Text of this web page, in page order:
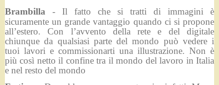
Brambilla - Il fatto che si tratti di immagini è
sicuramente un grande vantaggio quando ci si propone
all’estero. Con l’avvento della rete e del digitale
chiunque da qualsiasi parte del mondo può vedere i
tuoi lavori e commissionarti una illustrazione. Non è
più così netto il confine tra il mondo del lavoro in Italia
e nel resto del mondo